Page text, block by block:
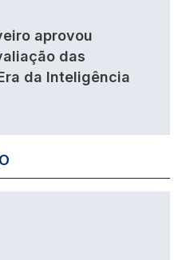
aprovou
das
da Inteligência